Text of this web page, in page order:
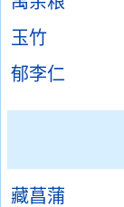
玉竹
郁李仁
藏菖蒲